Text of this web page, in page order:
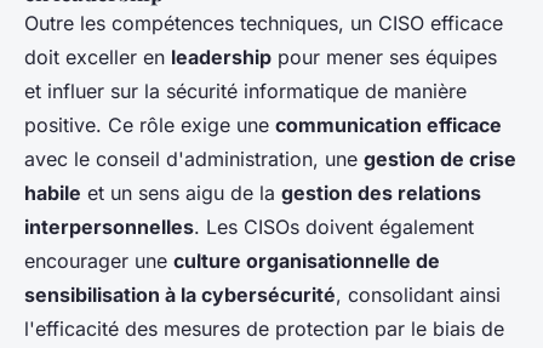
Outre les compétences techniques, un CISO efficace
doit exceller en leadership pour mener ses équipes
et influer sur la sécurité informatique de manière
positive. Ce rôle exige une communication efficace
avec le conseil d'administration, une gestion de crise
habile et un sens aigu de la gestion des relations
interpersonnelles. Les CISOs doivent également
encourager une culture organisationnelle de
sensibilisation à la cybersécurité, consolidant ainsi
l'efficacité des mesures de protection par le biais de